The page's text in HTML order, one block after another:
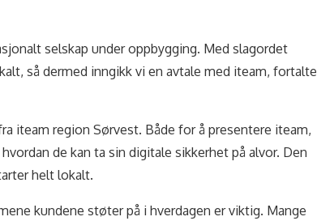
selskap under oppbygging. Med slagordet
så dermed inngikk vi en avtale med iteam, fortalte
iteam region Sørvest. Både for å presentere iteam,
de kan ta sin digitale sikkerhet på alvor. Den
helt lokalt.
kundene støter på i hverdagen er viktig. Mange